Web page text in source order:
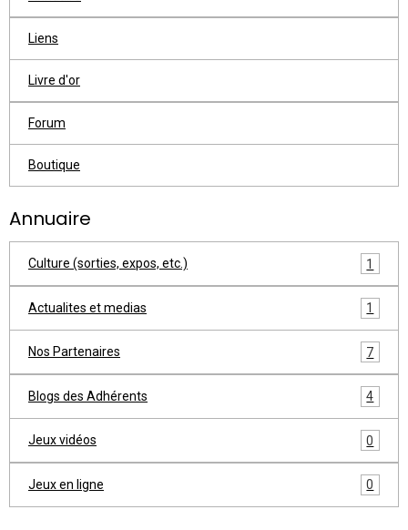
Liens
Livre d'or
Forum
Boutique
Annuaire
Culture (sorties, expos, etc.) 1
Actualites et medias 1
Nos Partenaires 7
Blogs des Adhérents 4
Jeux vidéos 0
Jeux en ligne 0